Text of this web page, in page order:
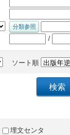
/
ソート順
埋文センタ